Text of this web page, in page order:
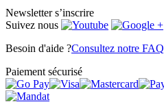
Newsletter s’inscrire
Suivez nous
Besoin d'aide ?Consultez notre FAQ
Paiement sécurisé